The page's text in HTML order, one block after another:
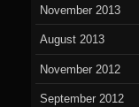
November 2013
August 2013
November 2012
September 2012